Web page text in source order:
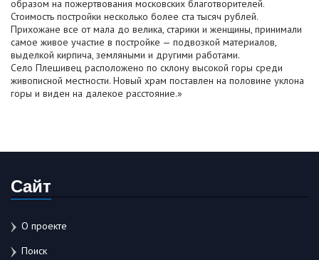
образом на пожертвования московских благотворителей.
Стоимость постройки несколько более ста тысяч рублей.
Прихожане все от мала до велика, старики и женщины, принимали
самое живое участие в постройке — подвозкой материалов,
выделкой кирпича, земляными и другими работами.
Село Плешивец расположено по склону высокой горы среди
живописной местности. Новый храм поставлен на половине уклона
горы и виден на далекое расстояние.»
Сайт
О проекте
Поиск